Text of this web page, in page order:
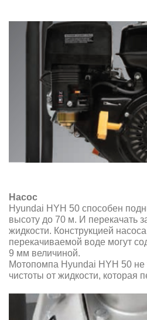
Насос
Hyundai HYH 50 способен
высоту до 70 м. И перекачать
жидкости. Конструкцией
перекачиваемой воде могут
9 мм величиной.
Мотопомпа Hyundai HYH 50 не
чистоты от жидкости, которая